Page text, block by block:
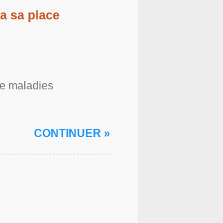
sa place
maladies
CONTINUER »